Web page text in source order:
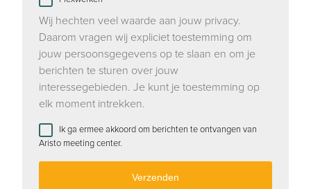
Wij hechten veel waarde aan jouw privacy.
Daarom vragen wij expliciet toestemming om
jouw persoonsgegevens op te slaan en om je
berichten te sturen over jouw
interessegebieden. Je kunt je toestemming op
elk moment intrekken.
Ik ga ermee akkoord om berichten te ontvangen van
Aristo meeting center.